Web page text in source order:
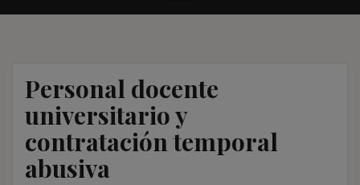
Personal docente
universitario y
contratación temporal
abusiva